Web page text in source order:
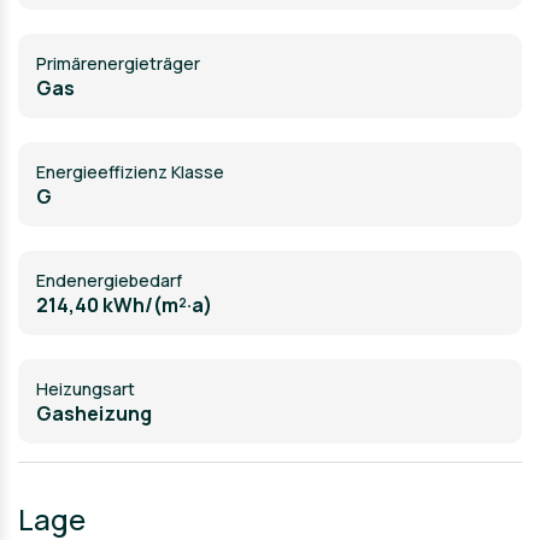
Primärenergieträger
Gas
Energieeffizienz Klasse
G
Endenergiebedarf
214,40 kWh/(m²·a)
Heizungsart
Gasheizung
Lage